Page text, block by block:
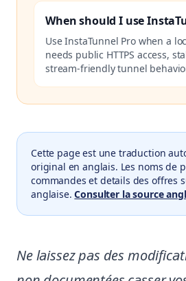
When should I use
Use InstaTunnel Pro when a
needs public HTTPS access,
stream-friendly tunnel
Cette page est une traduction
original en anglais. Les noms de
commandes et details des offres
anglaise. Consulter la source
Ne laissez pas des